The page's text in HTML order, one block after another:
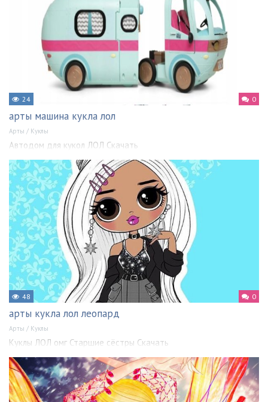
24 0
арты машина кукла лол
Арты / Куклы
Автодом для кукол ЛОЛ Скачать
48 0
арты кукла лол леопард
Арты / Куклы
Куклы ЛОЛ омг Старшие сёстры Скачать